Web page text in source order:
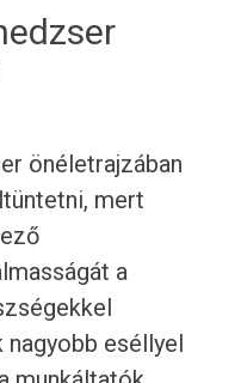
önéletrajzában
mert
a
eséllyel